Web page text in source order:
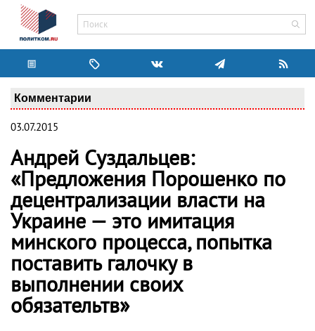
Комментарии
03.07.2015
Андрей Суздальцев:
«Предложения Порошенко по
децентрализации власти на
Украине — это имитация
минского процесса, попытка
поставить галочку в
выполнении своих
обязательтв»